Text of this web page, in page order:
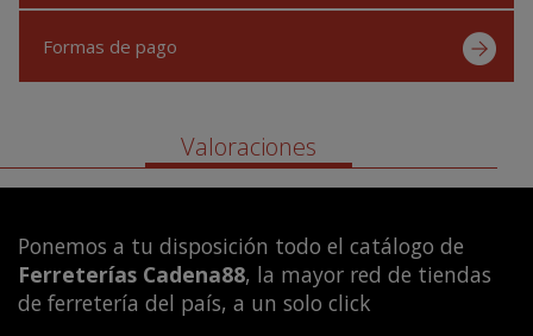
Formas de pago
Valoraciones
Ponemos a tu disposición todo el catálogo de
Ferreterías Cadena88, la mayor red de tiendas
de ferretería del país, a un solo click